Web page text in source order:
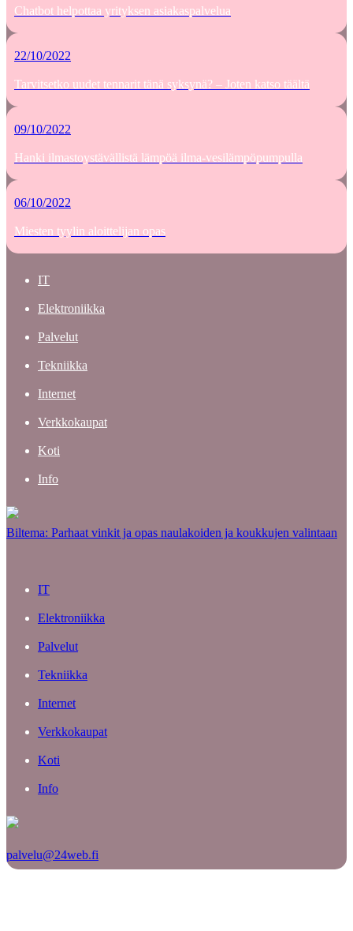
Chatbot helpottaa yrityksen asiakaspalvelua
22/10/2022
Tarvitsetko uudet tennarit tänä syksynä? – Joten katso täältä
09/10/2022
Hanki ilmastoystävällistä lämpöä ilma-vesilämpöpumpulla
06/10/2022
Miesten tyylin aloittelijan opas
IT
Elektroniikka
Palvelut
Tekniikka
Internet
Verkkokaupat
Koti
Info
Biltema: Parhaat vinkit ja opas naulakoiden ja koukkujen valintaan
IT
Elektroniikka
Palvelut
Tekniikka
Internet
Verkkokaupat
Koti
Info
palvelu@24web.fi